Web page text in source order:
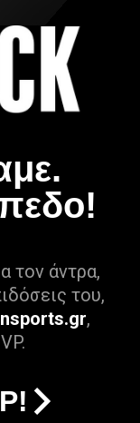
τον άντρα,
του,
,